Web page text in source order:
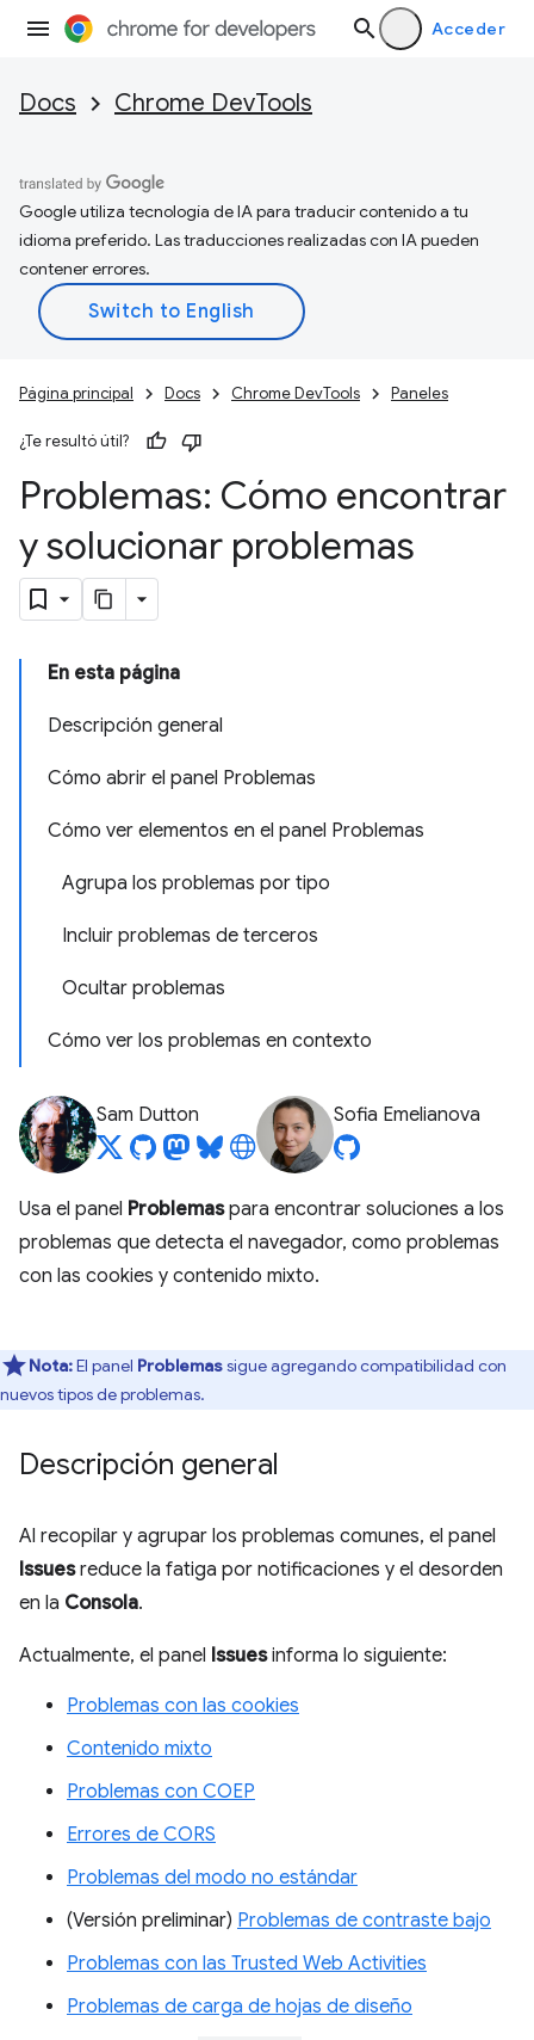
Acceder
Docs Chrome DevTools
Google utiliza tecnología de IA para traducir contenido a tu
idioma preferido. Las traducciones realizadas con IA pueden
contener errores.
Página principal Docs Chrome DevTools Paneles
¿Te resultó útil?
Problemas: Cómo encontrar
y solucionar problemas
En esta página
Descripción general
Cómo abrir el panel Problemas
Cómo ver elementos en el panel Problemas
Agrupa los problemas por tipo
Incluir problemas de terceros
Ocultar problemas
Cómo ver los problemas en contexto
Sam Dutton Sofia Emelianova
Usa el panel Problemaspara encontrar soluciones a los
problemas que detecta el navegador, como problemas
con las cookies y contenido mixto.
Nota:El panel Problemassigue agregando compatibilidad con
nuevos tipos de problemas.
Descripción general
Al recopilar y agrupar los problemas comunes, el panel
Issuesreduce la fatiga por notificaciones y el desorden
en la Consola.
Actualmente, el panel Issuesinforma lo siguiente:
Problemas con las cookies
Contenido mixto
Problemas con COEP
Errores de CORS
Problemas del modo no estándar
(Versión preliminar) Problemas de contraste bajo
Problemas con las Trusted Web Activities
Problemas de carga de hojas de diseño